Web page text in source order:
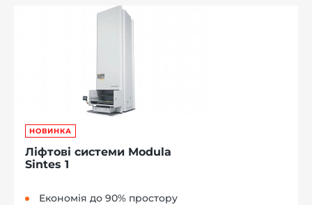
НОВИНКА
Ліфтові системи Modula
Sintes 1
Економія до 90% простору